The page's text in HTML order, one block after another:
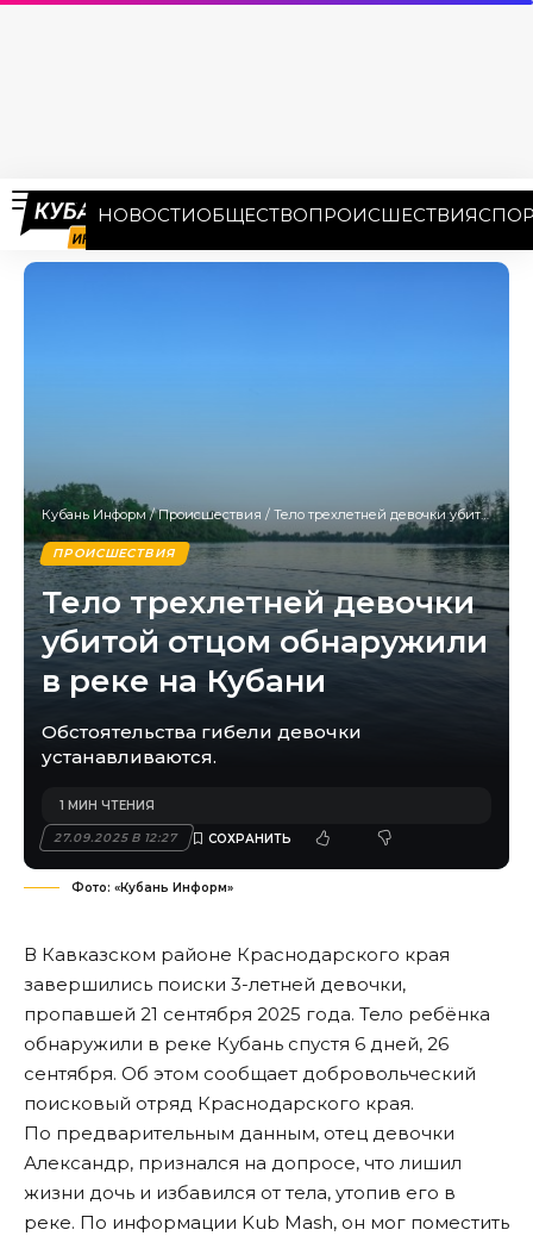
НОВОСТИОБЩЕСТВОПРОИСШЕСТВИЯ
Кубань Информ/Происшествия / Тело трехлетней девочки убитой отцом обнаружили в реке на Кубани
ПРОИСШЕСТВИЯ
Тело трехлетней девочки
убитой отцом обнаружили
в реке на Кубани
Обстоятельства гибели девочки
устанавливаются.
27.09.2025 В 12:27
1 МИН ЧТЕНИЯ
Фото: «Кубань Информ»
В Кавказском районе Краснодарского края
завершились поиски 3-летней девочки,
пропавшей 21 сентября 2025 года. Тело ребёнка
обнаружили в реке Кубань спустя 6 дней, 26
сентября. Об этом сообщает добровольческий
поисковый отряд Краснодарского края.
По предварительным данным, отец девочки
Александр, признался на допросе, что лишил
жизни дочь и избавился от тела, утопив его в
реке. По информации Kub Mash, он мог поместить